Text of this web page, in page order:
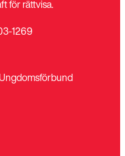
för rättvisa.
1269